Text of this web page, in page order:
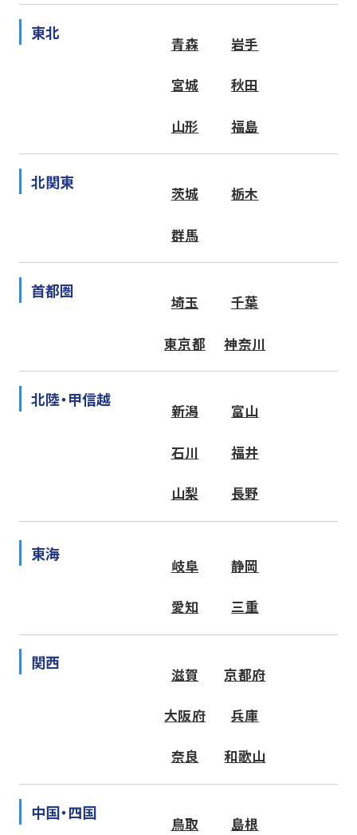
東北
青森 岩手
宮城 秋田
山形 福島
北関東
茨城 栃木
群馬
首都圏
埼玉 千葉
東京都 神奈川
北陸・甲信越
新潟 富山
石川 福井
山梨 長野
東海
岐阜 静岡
愛知 三重
関西
滋賀 京都府
大阪府 兵庫
奈良 和歌山
中国・四国
鳥取 島根